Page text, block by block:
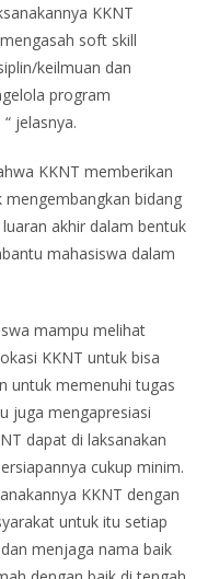
KKNT
soft skill
keilmuan dan
program
jelasnya.
KKNT memberikan
bidang
akhir dalam bentuk
mahasiswa dalam
mampu melihat
KKNT untuk bisa
untuk memenuhi tugas
juga mengapresiasi
dapat di laksanakan
cukup minim.
KKNT dengan
untuk itu setiap
menjaga nama baik